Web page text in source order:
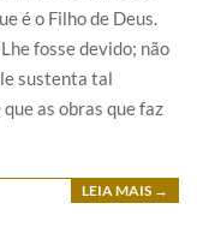
é o Filho de Deus.
fosse devido; não
sustenta tal
as obras que faz
LEIA MAIS →